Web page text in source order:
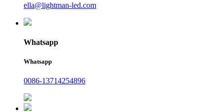
ella@lightman-led.com
Whatsapp
Whatsapp
0086-13714254896